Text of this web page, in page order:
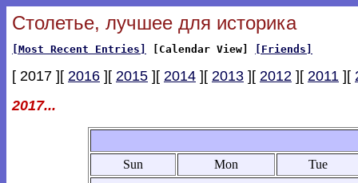
Столетье, лучшее для историка
[Most Recent Entries] [Calendar View] [Friends]
[ 2017 ][ 2016 ][ 2015 ][ 2014 ][ 2013 ][ 2012 ][ 2011 ][
2017...
Sun Mon Tue